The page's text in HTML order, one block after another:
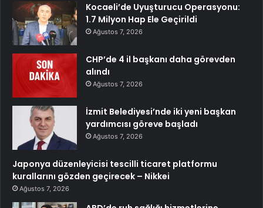
Kocaeli’de Uyuşturucu Operasyonu:
1.7 Milyon Hap Ele Geçirildi
Ağustos 7, 2026
CHP’de 4 il başkanı daha görevden
alındı
Ağustos 7, 2026
İzmit Belediyesi’nde iki yeni başkan
yardımcısı göreve başladı
Ağustos 7, 2026
Japonya düzenleyicisi tescilli ticaret platformu
kurallarını gözden geçirecek – Nikkei
Ağustos 7, 2026